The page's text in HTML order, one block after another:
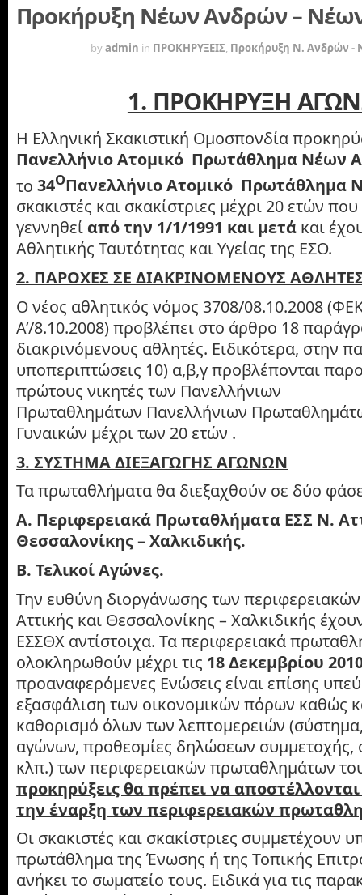
Πρoκήρυξη Νέων Ανδρών –
byadmin in ΠΡΟΚΗΡΥΞΕΙΣ, Προκήρυξη Ν. Ανδρών -
1. ΠΡΟΚΗΡΥΞΗ
Η Ελληνική Σκακιστική Ομοσπονδία
Πανελλήνιο Ατομικό Πρωτάθλημα Νέων
το 34ΟΠανελλήνιο Ατομικό Πρωτάθλημα
σκακιστές και σκακίστριες μέχρι 20 ετών
γεννηθεί από την 1/1/1991 και μετά και
Αθλητικής Ταυτότητας και Υγείας της ΕΣΟ.
2. ΠΑΡΟΧΕΣ ΣΕ ΔΙΑΚΡΙΝΟΜΕΝΟΥΣ
Ο νέος αθλητικός νόμος 3708/08.10.2008
Α’/8.10.2008) προβλέπει στο άρθρο 18
διακρινόμενους αθλητές. Ειδικότερα, στην
υποπεριπτώσεις 10) α,β,γ προβλέπονται
πρώτους νικητές των Πανελλήνιων
Πρωταθλημάτων Πανελλήνιων
Γυναικών μέχρι των 20 ετών .
3. ΣΥΣΤΗΜΑ ΔΙΕΞΑΓΩΓΗΣ ΑΓΩΝΩΝ
Τα πρωταθλήματα θα διεξαχθούν σε δύο
Α. Περιφερειακά Πρωταθλήματα ΕΣΣ Ν.
Θεσσαλονίκης – Χαλκιδικής.
Β. Τελικοί Αγώνες.
Την ευθύνη διοργάνωσης των
Αττικής και Θεσσαλονίκης – Χαλκιδικής
ΕΣΣΘΧ αντίστοιχα. Τα περιφερειακά
ολοκληρωθούν μέχρι τις 18 Δεκεμβρίου
προαναφερόμενες Ενώσεις είναι επίσης
εξασφάλιση των οικονομικών πόρων καθώς
καθορισμό όλων των λεπτομερειών
αγώνων, προθεσμίες δηλώσεων συμμετοχής,
κλπ.) των περιφερειακών πρωταθλημάτων
προκηρύξεις θα πρέπει να
την έναρξη των περιφερειακών
Οι σκακιστές και σκακίστριες συμμετέχουν
πρωτάθλημα της Ένωσης ή της Τοπικής
ανήκει το σωματείο τους. Ειδικά για τις